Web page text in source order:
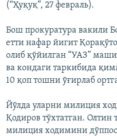
(“Ҳуқуқ”, 27 февраль).
Бош прокуратура вакили
етти нафар йигит
олиб қўйилган “УАЗ”
ва кондаги таркибида
10 қоп тошни ўғирлаб
Йўлда уларни милиция
Қодиров тўхтатган. Олтин
милиция ходимини